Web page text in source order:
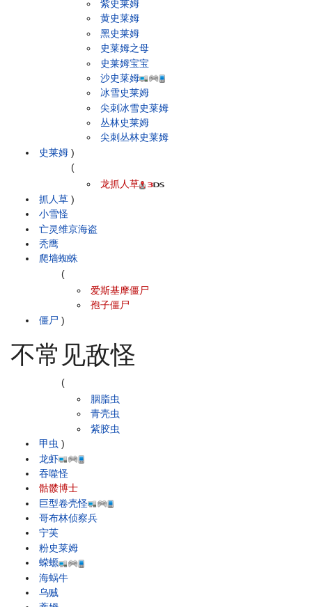
史莱姆
紫史莱姆
黄史莱姆
黑史莱姆
史莱姆之母
史莱姆宝宝
沙史莱姆
冰雪史莱姆
尖刺冰雪史莱姆
丛林史莱姆
尖刺丛林史莱姆
)
抓人草
(
龙抓人草
)
小雪怪
亡灵维京海盗
秃鹰
爬墙蜘蛛
僵尸
(
爱斯基摩僵尸
孢子僵尸
)
不常见敌怪
甲虫
(
胭脂虫
青壳虫
紫胶虫
)
龙虾
吞噬怪
骷髅博士
巨型卷壳怪
哥布林侦察兵
宁芙
粉史莱姆
蝾螈
海蜗牛
乌贼